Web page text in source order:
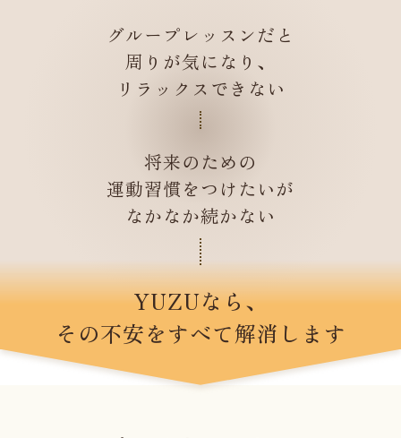
グループレッスンだと
周りが気になり、
リラックスできない
将来のための
運動習慣をつけたいが
なかなか続かない
YUZUなら、
その不安をすべて解消します